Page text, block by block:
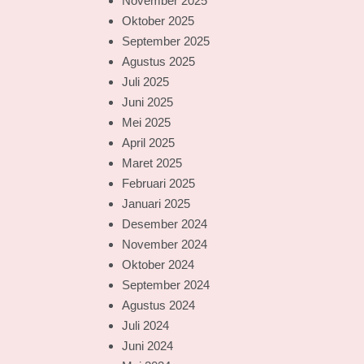
Oktober 2025
September 2025
Agustus 2025
Juli 2025
Juni 2025
Mei 2025
April 2025
Maret 2025
Februari 2025
Januari 2025
Desember 2024
November 2024
Oktober 2024
September 2024
Agustus 2024
Juli 2024
Juni 2024